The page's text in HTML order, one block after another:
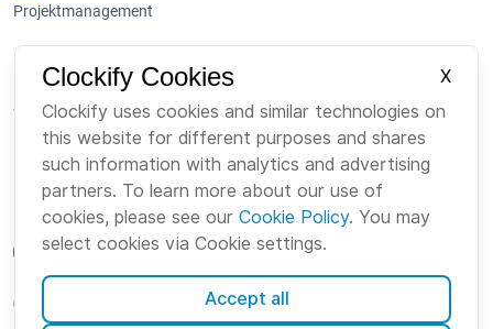
Projektmanagement
Plattform
Suite
Bundle
Marketplace
Über uns
Karriere
Brand
Clockify Cookies
X
Clockify uses cookies and similar technologies on
this website for different purposes and shares
such information with analytics and advertising
partners. To learn more about our use of
cookies, please see our Cookie Policy. You may
select cookies via Cookie settings.
Accept all